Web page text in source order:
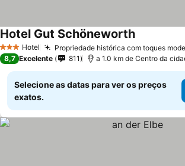
3 EstrelasHotel Propriedade histórica com toques
Hotel Gut Schöneworth
8,7 Excelente 811 a 1.0 km de Centro da
Selecione as datas para ver os preços
exatos.